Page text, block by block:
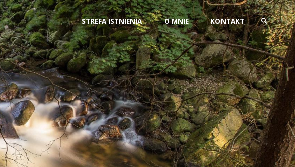
Przejdź
do
treści
STREFA ISTNIENIA O MNIE KONTAKT
SZUKAJ